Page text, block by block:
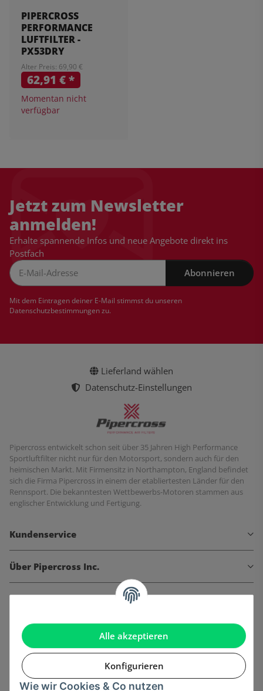
Alle akzeptieren
Konfigurieren
Wie wir Cookies & Co nutzen
PIPERCROSS
PERFORMANCE
LUFTFILTER -
PX53DRY
Alter Preis: 69,90 €
62,91 €*
Momentan nicht
verfügbar
Jetzt zum Newsletter
anmelden!
Erhalte spannende Infos und neue Angebote direkt ins
Postfach
Abonnieren
Mit dem Eintragen deiner E-Mail stimmst du unseren
Datenschutzbestimmungenzu.
Lieferland wählen
Datenschutz-Einstellungen
Pipercross entwickelt schon seit über 35 Jahren High Performance
Sportluftfilter nicht nur für den Motorsport, sondern auch für den
heimischen Markt. Mit Firmensitz in Northampton, England befindet
sich die Firma Pipercross in einem der etabliertesten Länder für den
Rennsport. Die bekanntesten Wettbewerbs-Motoren stammen aus
englischer Entwicklung und Fertigung.
Kundenservice
Über Pipercross Inc.
Informationen
Gesetzliche Informationen